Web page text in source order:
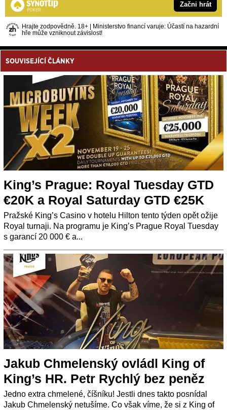
Začni hrát
Hrajte zodpovědně. 18+ | Ministerstvo financí varuje: Účastí na hazardní
hře může vzniknout závislost!
SOUVISEJÍCÍ ČLÁNKY
King’s Prague: Royal Tuesday GTD
€20K a Royal Saturday GTD €25K
Pražské King’s Casino v hotelu Hilton tento týden opět ožije
Royal turnaji. Na programu je King’s Prague Royal Tuesday
s garancí 20 000 € a...
Jakub Chmelenský ovládl King of
King’s HR. Petr Rychlý bez peněz
Jedno extra chmelené, číšníku! Jestli dnes takto posnídal
Jakub Chmelenský netušíme. Co však víme, že si z King of